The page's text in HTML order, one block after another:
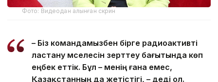
Фото: Видеодан алынған скрин
– Біз командамызбен бірге радиоактивті
ластану мәселесін зерттеу бағытында көп
еңбек еттік. Бұл – менің ғана емес,
Қазақстанның да жетістігі, – деді ол.